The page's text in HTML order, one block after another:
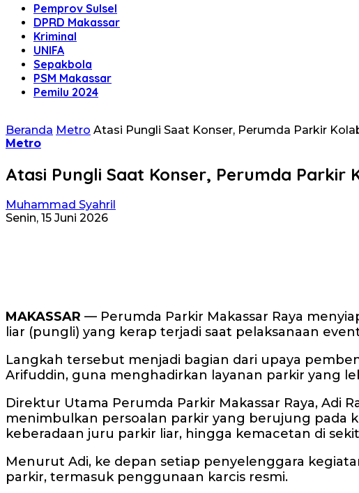
Pemprov Sulsel
DPRD Makassar
Kriminal
UNIFA
Sepakbola
PSM Makassar
Pemilu 2024
Beranda Metro Atasi Pungli Saat Konser, Perumda Parkir
Metro
Atasi Pungli Saat Konser, Perumda
Muhammad Syahril
Senin, 15 Juni 2026
MAKASSAR — Perumda Parkir Makassar Raya
liar (pungli) yang kerap terjadi saat pelaksanaan
Langkah tersebut menjadi bagian dari upaya
Arifuddin, guna menghadirkan layanan parkir yang
Direktur Utama Perumda Parkir Makassar Raya, Adi
menimbulkan persoalan parkir yang berujung pada
keberadaan juru parkir liar, hingga kemacetan di
Menurut Adi, ke depan setiap penyelenggara
parkir, termasuk penggunaan karcis resmi.